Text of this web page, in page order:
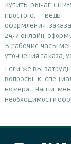
Купить рычаг
простого, ведь
оформления
24/7 онлайн,
В рабочие часы
уточнения заказа,
Если же вы
вопросы к
номера. Наши
необходимости